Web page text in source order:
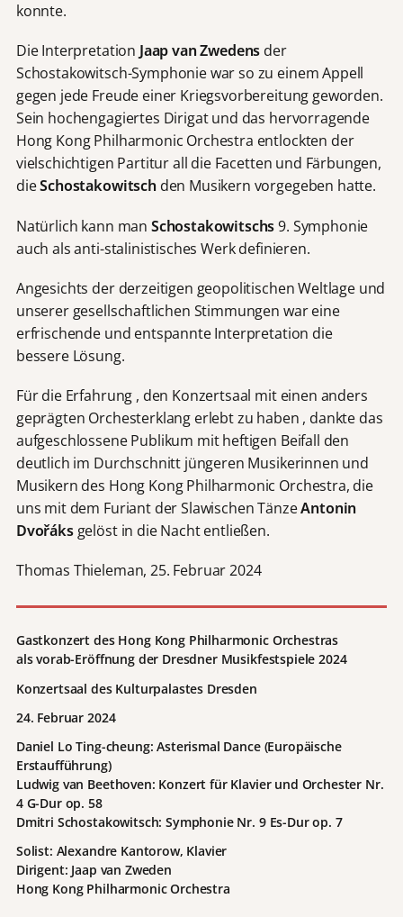
konnte.
Die Interpretation Jaap van Zwedens der
Schostakowitsch-Symphonie war so zu einem Appell
gegen jede Freude einer Kriegsvorbereitung geworden.
Sein hochengagiertes Dirigat und das hervorragende
Hong Kong Philharmonic Orchestra entlockten der
vielschichtigen Partitur all die Facetten und Färbungen,
dieSchostakowitschden Musikern vorgegeben hatte.
Natürlich kann man Schostakowitschs9. Symphonie
auch als anti-stalinistisches Werk definieren.
Angesichts der derzeitigen geopolitischen Weltlage und
unserer gesellschaftlichen Stimmungen war eine
erfrischende und entspannte Interpretation die
bessere Lösung.
Für die Erfahrung , den Konzertsaal mit einen anders
geprägten Orchesterklang erlebt zu haben , dankte das
aufgeschlossene Publikum mit heftigen Beifall den
deutlich im Durchschnitt jüngeren Musikerinnen und
Musikern des Hong Kong Philharmonic Orchestra, die
uns mit dem Furiant der Slawischen TänzeAntonin
Dvořáksgelöst in die Nacht entließen.
Thomas Thieleman, 25. Februar 2024
Gastkonzert des Hong Kong Philharmonic Orchestras
als vorab-Eröffnung der Dresdner Musikfestspiele 2024
Konzertsaal des Kulturpalastes Dresden
24. Februar 2024
Daniel Lo Ting-cheung: Asterismal Dance (Europäische
Erstaufführung)
Ludwig van Beethoven: Konzert für Klavier und Orchester Nr.
4 G-Dur op. 58
Dmitri Schostakowitsch: Symphonie Nr. 9 Es-Dur op. 7
Solist: Alexandre Kantorow, Klavier
Dirigent: Jaap van Zweden
Hong Kong Philharmonic Orchestra